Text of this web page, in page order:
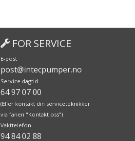
FOR SERVICE
E-post
post@intecpumper.no
Service dagtid
64 97 07 00
(Eller kontakt din serviceteknikker
via fanen "Kontakt oss")
Vakttelefon
94 84 02 88